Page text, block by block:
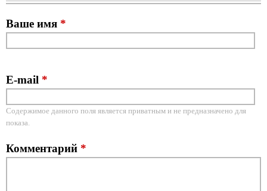
Ваше имя *
E-mail *
Содержимое данного поля является приватным и не предназначено для
показа.
Комментарий *